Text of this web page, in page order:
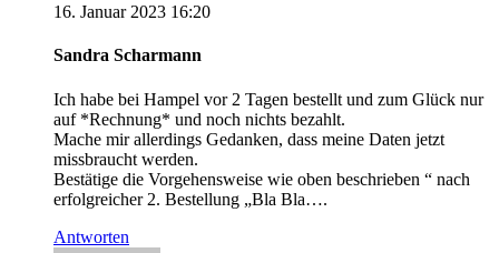
16. Januar 2023 16:20
Sandra Scharmann
Ich habe bei Hampel vor 2 Tagen bestellt und zum Glück nur
auf *Rechnung* und noch nichts bezahlt.
Mache mir allerdings Gedanken, dass meine Daten jetzt
missbraucht werden.
Bestätige die Vorgehensweise wie oben beschrieben “ nach
erfolgreicher 2. Bestellung „Bla Bla….
Antworten